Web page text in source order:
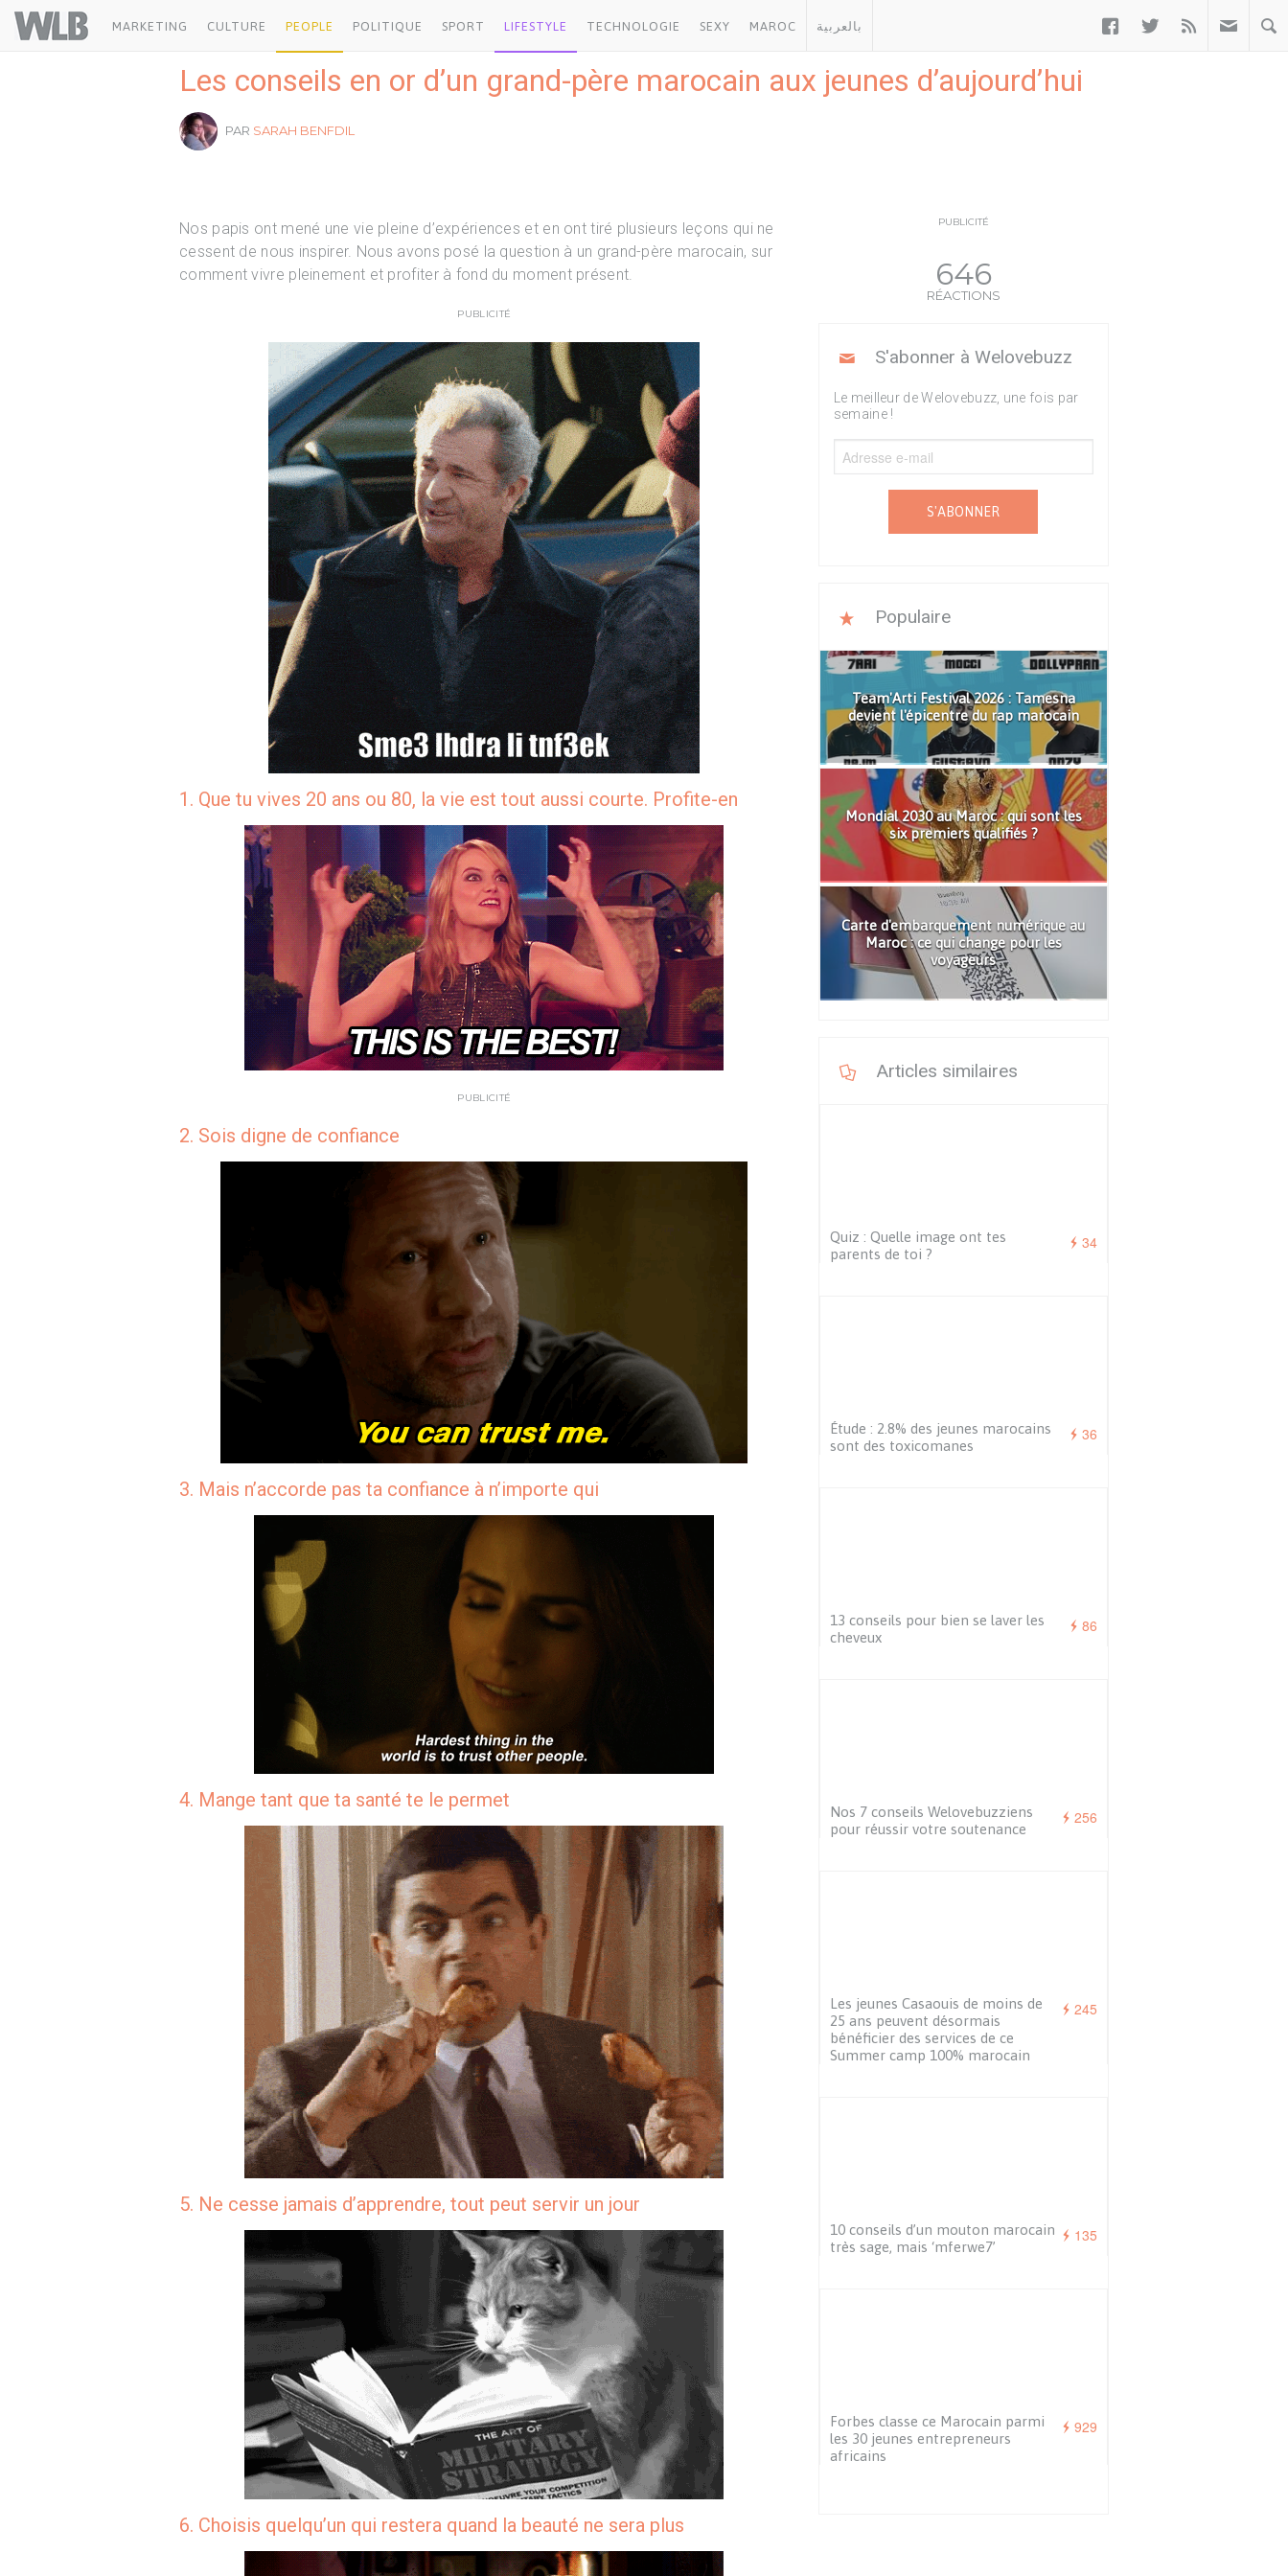
Welovebuzz
MARKETING CULTURE PEOPLE POLITIQUE SPORT LIFESTYLE TECHNOLOGIE SEXY MAROC بالعربية   
Les conseils en or d’un grand-père marocain aux jeunes d’aujourd’hui
PAR SARAH BENFDIL
Nos papis ont mené une vie pleine d’expériences et en ont tiré plusieurs leçons qui ne
cessent de nous inspirer. Nous avons posé la question à un grand-père marocain, sur
comment vivre pleinement et profiter à fond du moment présent.
PUBLICITÉ
1. Que tu vives 20 ans ou 80, la vie est tout aussi courte. Profite-en
PUBLICITÉ
2. Sois digne de confiance
3. Mais n’accorde pas ta confiance à n’importe qui
4. Mange tant que ta santé te le permet
5. Ne cesse jamais d’apprendre, tout peut servir un jour
6. Choisis quelqu’un qui restera quand la beauté ne sera plus
PUBLICITÉ
646
RÉACTIONS
S'abonner à Welovebuzz
Le meilleur de Welovebuzz, une fois par
semaine !
S'ABONNER
Populaire
Team'Arti Festival 2026 : Tamesna
devient l'épicentre du rap marocain
Mondial 2030 au Maroc : qui sont les
six premiers qualifiés ?
Carte d'embarquement numérique au
Maroc : ce qui change pour les
voyageurs
Articles similaires
34
Quiz : Quelle image ont tes
parents de toi ?
36
Étude : 2.8% des jeunes marocains
sont des toxicomanes
86
13 conseils pour bien se laver les
cheveux
256
Nos 7 conseils Welovebuzziens
pour réussir votre soutenance
245
Les jeunes Casaouis de moins de
25 ans peuvent désormais
bénéficier des services de ce
Summer camp 100% marocain
135
10 conseils d’un mouton marocain
très sage, mais ‘mferwe7’
929
Forbes classe ce Marocain parmi
les 30 jeunes entrepreneurs
africains